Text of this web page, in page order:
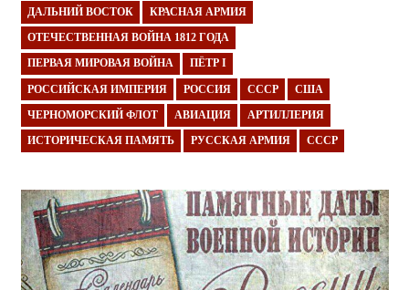
ДАЛЬНИЙ ВОСТОК КРАСНАЯ АРМИЯ
ОТЕЧЕСТВЕННАЯ ВОЙНА 1812 ГОДА
ПЕРВАЯ МИРОВАЯ ВОЙНА ПЁТР I
РОССИЙСКАЯ ИМПЕРИЯ РОССИЯ СССР США
ЧЕРНОМОРСКИЙ ФЛОТ АВИАЦИЯ АРТИЛЛЕРИЯ
ИСТОРИЧЕСКАЯ ПАМЯТЬ РУССКАЯ АРМИЯ СССР